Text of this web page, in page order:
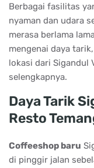
Berbagai fasilitas
nyaman dan udara
merasa berlama
mengenai daya
lokasi dari Sigandul
selengkapnya.
Daya Tarik
Resto
Coffeeshop baru
di pinggir jalan